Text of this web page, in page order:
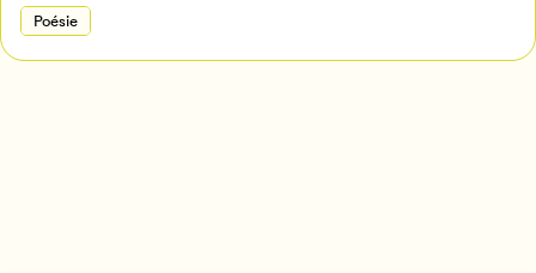
Poésie